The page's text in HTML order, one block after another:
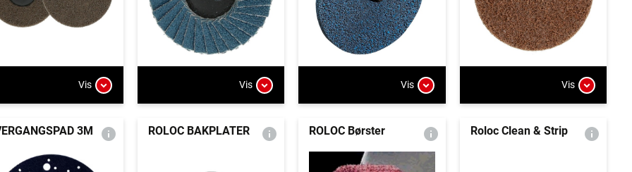
Vis Vis Vis Vis
3M ROLOC BAKPLATER ROLOC Børster Roloc Clean & Strip